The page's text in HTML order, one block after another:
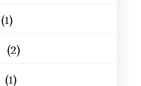
(1)
(2)
(1)